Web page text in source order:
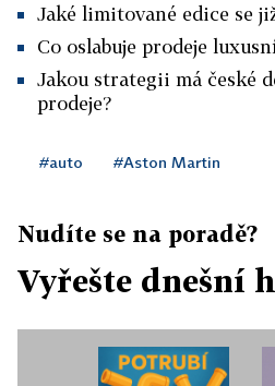
Jaké limitované edice se
Co oslabuje prodeje
Jakou strategii má české
prodeje?
#auto #Aston Martin
Nudíte se na poradě?
Vyřešte dnešní